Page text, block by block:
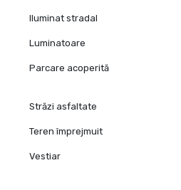
Iluminat stradal
Luminatoare
Parcare acoperită
Străzi asfaltate
Teren împrejmuit
Vestiar